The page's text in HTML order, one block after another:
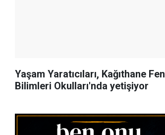
Yaşam Yaratıcıları, Kağıthane Fen
Bilimleri Okulları'nda yetişiyor